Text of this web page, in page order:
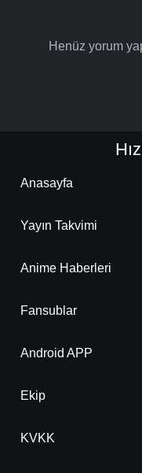
Henüz yorum
Anasayfa
Yayın Takvimi
Anime Haberleri
Fansublar
Android APP
Ekip
KVKK